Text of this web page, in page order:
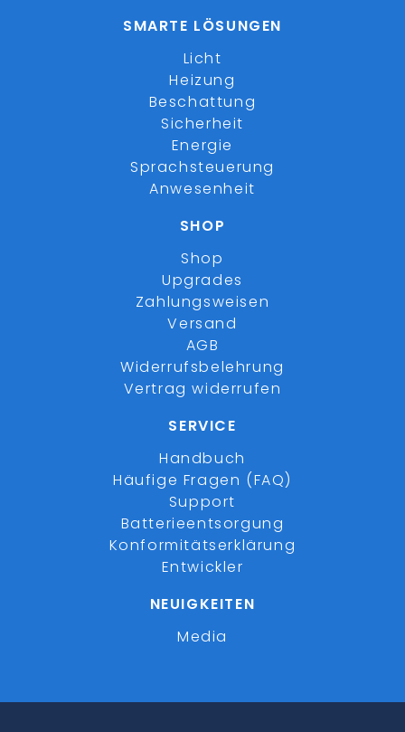
SMARTE LÖSUNGEN
Licht
Heizung
Beschattung
Sicherheit
Energie
Sprachsteuerung
Anwesenheit
SHOP
Shop
Upgrades
Zahlungsweisen
Versand
AGB
Widerrufsbelehrung
Vertrag widerrufen
SERVICE
Handbuch
Häufige Fragen (FAQ)
Support
Batterieentsorgung
Konformitätserklärung
Entwickler
NEUIGKEITEN
Media